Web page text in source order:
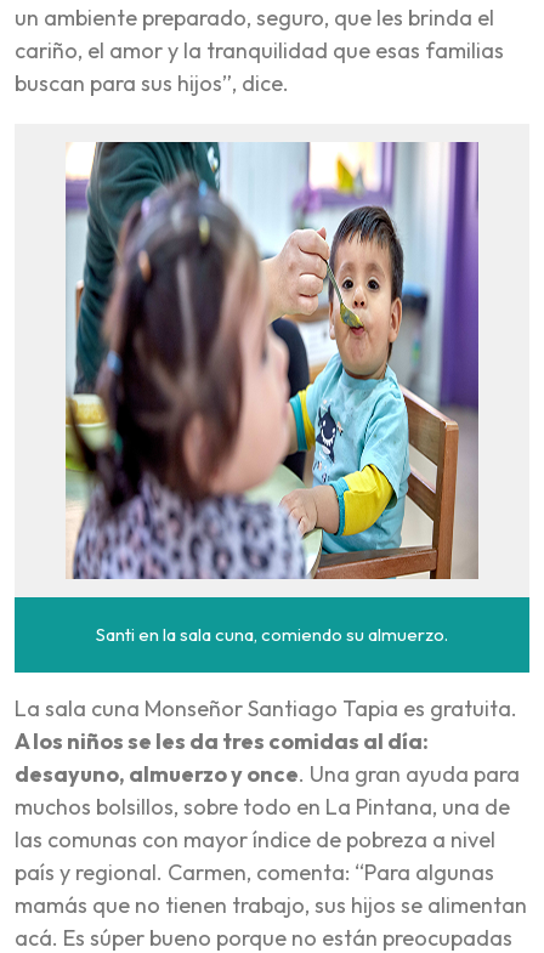
un ambiente preparado, seguro, que les brinda el
cariño, el amor y la tranquilidad que esas familias
buscan para sus hijos”, dice.
Santi en la sala cuna, comiendo su almuerzo.
La sala cuna Monseñor Santiago Tapia es gratuita.
A los niños se les da tres comidas al día:
desayuno, almuerzo y once. Una gran ayuda para
muchos bolsillos, sobre todo en La Pintana, una de
las comunas con mayor índice de pobreza a nivel
país y regional. Carmen, comenta: “Para algunas
mamás que no tienen trabajo, sus hijos se alimentan
acá. Es súper bueno porque no están preocupadas